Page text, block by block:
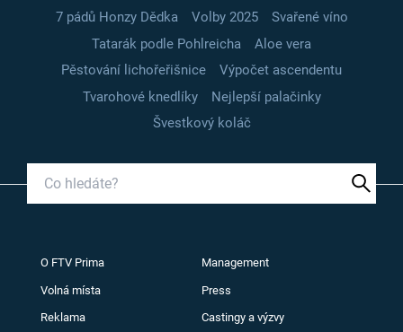
7 pádů Honzy Dědka
Volby 2025
Svařené víno
Tatarák podle Pohlreicha
Aloe vera
Pěstování lichořeřišnice
Výpočet ascendentu
Tvarohové knedlíky
Nejlepší palačinky
Švestkový koláč
O FTV Prima Management
Volná místa Press
Reklama Castingy a výzvy